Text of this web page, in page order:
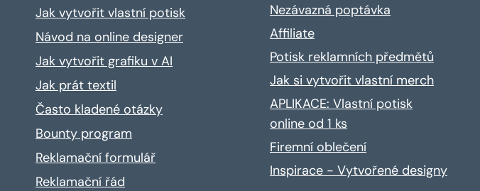
Jak vytvořit vlastní potisk
Návod na online designer
Jak vytvořit grafiku v AI
Jak prát textil
Často kladené otázky
Bounty program
Reklamační formulář
Reklamační řád
Nezávazná poptávka
Affiliate
Potisk reklamních předmětů
Jak si vytvořit vlastní merch
APLIKACE: Vlastní potisk
online od 1 ks
Firemní oblečení
Inspirace - Vytvořené designy